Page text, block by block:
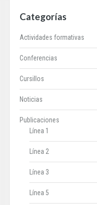
Categorías
Actividades formativas
Conferencias
Cursillos
Noticias
Publicaciones
Línea 1
Línea 2
Línea 3
Línea 5